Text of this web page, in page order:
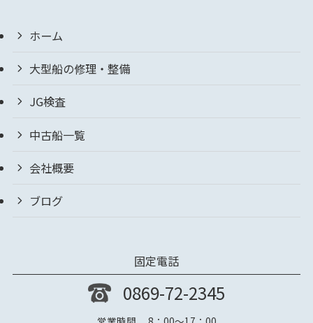
ホーム
大型船の修理・整備
JG検査
中古船一覧
会社概要
ブログ
固定電話
0869-72-2345